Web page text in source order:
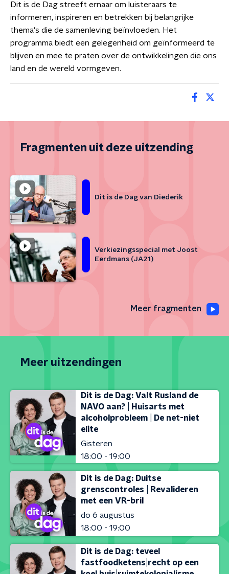
Dit is de Dag streeft ernaar om luisteraars te
informeren, inspireren en betrekken bij belangrijke
thema's die de samenleving beïnvloeden. Het
programma biedt een gelegenheid om geïnformeerd te
blijven en mee te praten over de ontwikkelingen die ons
land en de wereld vormgeven.
Fragmenten uit deze uitzending
Dit is de Dag van Diederik
Verkiezingsspecial met Joost
Eerdmans (JA21)
Meer fragmenten
Meer uitzendingen
Dit is de Dag: Valt Rusland de
NAVO aan? | Huisarts met
alcoholprobleem | De net-niet
elite
Gisteren
18:00 - 19:00
Dit is de Dag: Duitse
grenscontroles | Revalideren
met een VR-bril
do 6 augustus
18:00 - 19:00
Dit is de Dag: teveel
fastfoodketens|recht op een